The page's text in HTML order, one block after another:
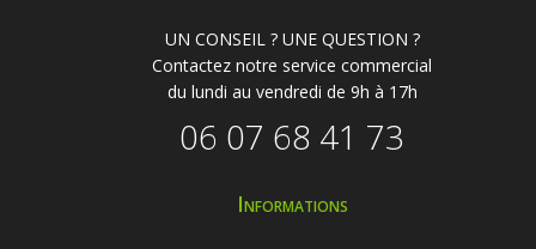
UN CONSEIL ? UNE QUESTION ?
Contactez notre service commercial
du lundi au vendredi de 9h à 17h
06 07 68 41 73
Informations